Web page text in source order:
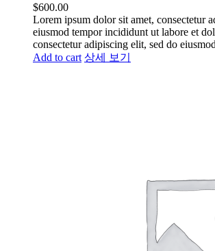
$600.00
Lorem ipsum dolor sit amet, consectetur
eiusmod tempor incididunt ut labore et
consectetur adipiscing elit, sed do
Add to cart 상세 보기